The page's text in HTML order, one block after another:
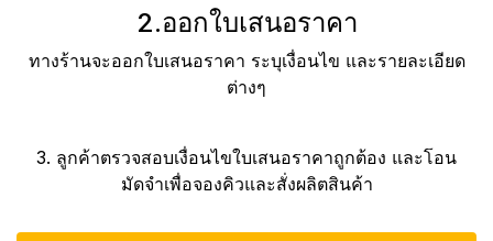
2.ออกใบเสนอราคา
ทางร้านจะออกใบเสนอราคา ระบุเงื่อนไข และรายละเอียด
ต่างๆ
3. ลูกค้าตรวจสอบเงื่อนไขใบเสนอราคาถูกต้อง และโอน
มัดจำเพื่อจองคิวและสั่งผลิตสินค้า